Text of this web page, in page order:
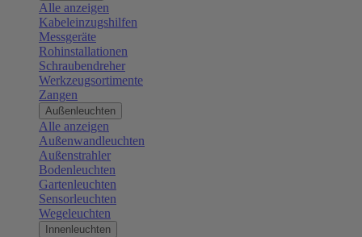
Alle anzeigen
Kabeleinzugshilfen
Messgeräte
Rohinstallationen
Schraubendreher
Werkzeugsortimente
Zangen
Außenleuchten
Alle anzeigen
Außenwandleuchten
Außenstrahler
Bodenleuchten
Gartenleuchten
Sensorleuchten
Wegeleuchten
Innenleuchten